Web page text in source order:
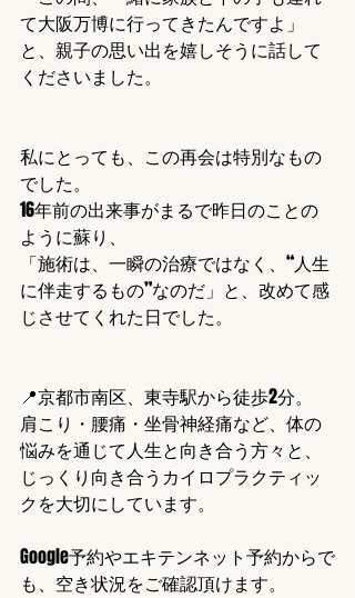
て大阪万博に行ってきたんですよ」
と、親子の思い出を嬉しそうに話して
くださいました。
私にとっても、この再会は特別なもの
でした。
16年前の出来事がまるで昨日のことの
ように蘇り、
「施術は、一瞬の治療ではなく、“人生
に伴走するもの”なのだ」と、改めて感
じさせてくれた日でした。
📍京都市南区、東寺駅から徒歩2分。
肩こり・腰痛・坐骨神経痛など、体の
悩みを通じて人生と向き合う方々と、
じっくり向き合うカイロプラクティッ
クを大切にしています。
Google予約やエキテンネット予約からで
も、空き状況をご確認頂けます。